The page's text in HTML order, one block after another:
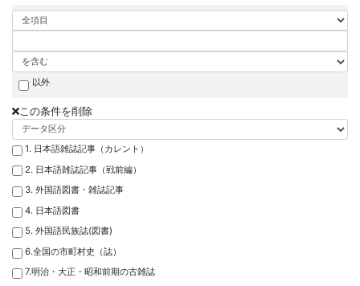
以外
この条件を削除
1. 日本語雑誌記事（カレント）
2. 日本語雑誌記事（戦前編）
3. 外国語図書・雑誌記事
4. 日本語図書
5. 外国語民族誌(図書)
6.全国の市町村史（誌）
7.明治・大正・昭和前期の古雑誌